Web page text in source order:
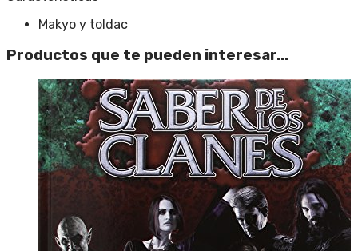
Makyo y toldac
Productos que te pueden interesar...